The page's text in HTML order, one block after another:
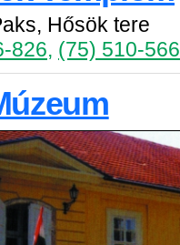
Hősök tere
826, (75) 510-566